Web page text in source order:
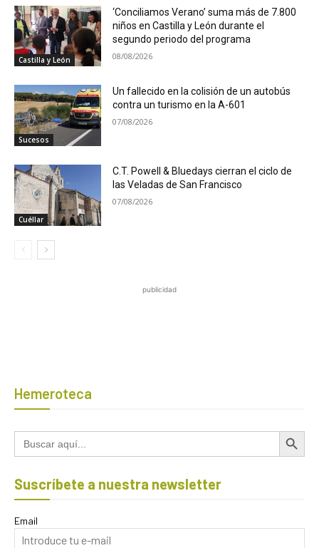
Castilla y León
‘Conciliamos Verano’ suma más de 7.800
niños en Castilla y León durante el
segundo periodo del programa
08/08/2026
Sucesos
Un fallecido en la colisión de un autobús
contra un turismo en la A-601
07/08/2026
Cuéllar
C.T. Powell & Bluedays cierran el ciclo de
las Veladas de San Francisco
07/08/2026
publicidad
Hemeroteca
Buscar: Botón de
Suscríbete a nuestra newsletter
Email